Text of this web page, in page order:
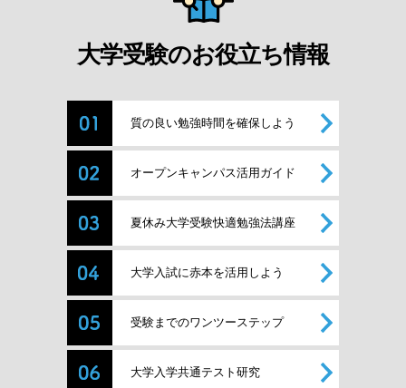
大学受験のお役立ち情報
質の良い勉強時間を確保しよう
オープンキャンパス活用ガイド
夏休み大学受験快適勉強法講座
大学入試に赤本を活用しよう
受験までのワンツーステップ
大学入学共通テスト研究